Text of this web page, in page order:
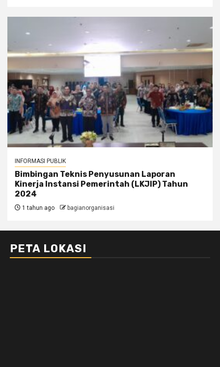
INFORMASI PUBLIK
Bimbingan Teknis Penyusunan Laporan
Kinerja Instansi Pemerintah (LKJIP) Tahun
2024
1 tahun ago bagianorganisasi
PETA LOKASI